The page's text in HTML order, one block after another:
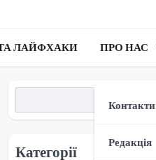
ЛАЙФХАКИ ПРО НАС
Контакти
Редакція
Категорії